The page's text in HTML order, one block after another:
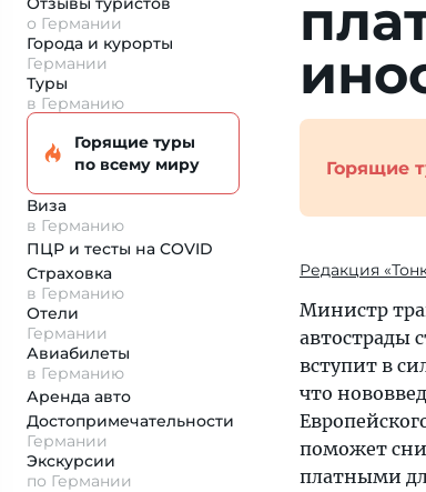
о Германии
Города и курорты
Германии
Туры
в Германию
Горящие туры
по всему миру
Виза
в Германию
ПЦР и тесты на COVID
Страховка
в Германию
Отели
Германии
Авиабилеты
в Германию
Аренда авто
Достопримеча­тельности
Германии
Экскурсии
по Германии
Горящие
Редакция
Министр
автострады
вступит в
что
поможет
платными